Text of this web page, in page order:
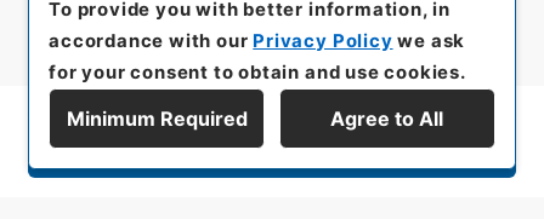
Display Series Hierarchy
To provide you with better information, in
accordance with our Privacy Policy we ask
for your consent to obtain and use cookies.
Minimum Required Agree to All